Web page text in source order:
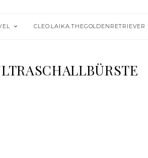
CLEO.LAIKA.THEGOLDENRETRIEVER